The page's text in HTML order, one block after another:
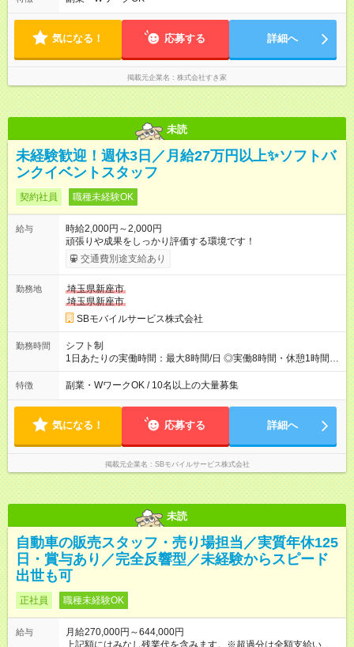
気になる！ 応募する 詳細へ
掲載元企業名 株式会社すき家
未読
未経験歓迎！週休3日／月給27万円以上✨ソフトバ
ンクイベントスタッフ
契約社員 職種未経験OK
給与
時給2,000円～2,000円
頑張りや成果をしっかり評価する環境です！
交通費別途支給あり
勤務地
埼玉県新座市
埼玉県新座市
SBモバイルサービス株式会社
勤務時間
シフト制
1日あたりの実働時間：最大8時間/日 ◎実働8時間・休憩1時間 ◎
残業は月平均5時間程度です
特徴 副業・WワークOK / 10名以上の大量募集
気になる！ 応募する 詳細へ
掲載元企業名 SBモバイルサービス株式会社
未読
自動車の販売スタッフ・売り場担当／実質年休125
日・賞与あり／完全反響型／未経験からスピード
出世も可
正社員 職種未経験OK
給与
月給270,000円～644,000円
上記額にはみなし残業代を含みます。※超過分は全額支給いたし